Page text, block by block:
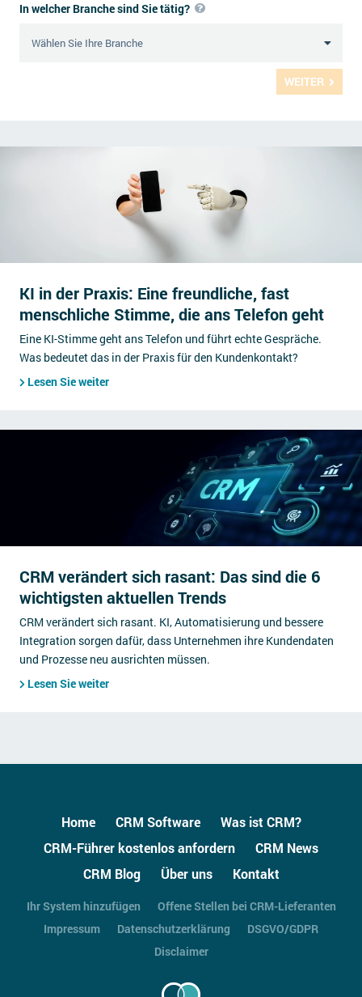
WEITER
In welcher Branche sind Sie tätig?
KI in der Praxis: Eine freundliche, fast
menschliche Stimme, die ans Telefon geht
Eine KI-Stimme geht ans Telefon und führt echte Gespräche.
Was bedeutet das in der Praxis für den Kundenkontakt?
Lesen Sie weiter
CRM verändert sich rasant: Das sind die 6
wichtigsten aktuellen Trends
CRM verändert sich rasant. KI, Automatisierung und bessere
Integration sorgen dafür, dass Unternehmen ihre Kundendaten
und Prozesse neu ausrichten müssen.
Lesen Sie weiter
Home CRM Software
Was ist CRM?
CRM-Führer kostenlos anfordern
CRM News
CRM Blog
Über uns Kontakt
Ihr System hinzufügen
Offene Stellen bei CRM-Lieferanten
Impressum
Datenschutzerklärung
DSGVO/GDPR
Disclaimer